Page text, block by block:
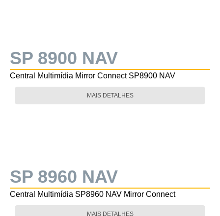
SP 8900 NAV
Central Multimídia Mirror Connect SP8900 NAV
MAIS DETALHES
SP 8960 NAV
Central Multimídia SP8960 NAV Mirror Connect
MAIS DETALHES